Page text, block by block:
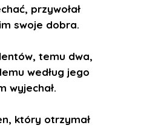
przywołał
swoje dobra.
temu dwa,
według jego
wyjechał.
który otrzymał